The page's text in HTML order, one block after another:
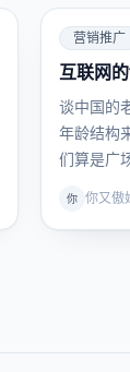
爱
营销推
广
营销推广
互联网
谈中国的
年龄结构
们算是广
你 你又傲